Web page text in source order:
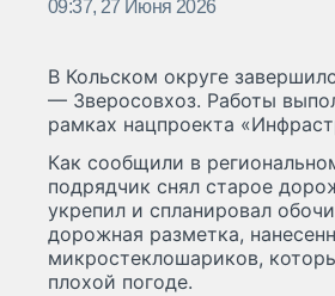
09:37, 27 Июня 2026
В Кольском округе
— Зверосовхоз. Работы
рамках нацпроекта
Как сообщили в
подрядчик снял старое
укрепил и спланировал
дорожная разметка,
микростеклошариков,
плохой погоде.